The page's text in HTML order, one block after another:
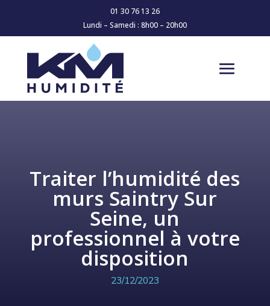
01 30 76 13 26
Lundi – Samedi : 8h00 – 20h00
Traiter l’humidité des
murs Saintry Sur
Seine, un
professionnel à votre
disposition
23/12/2023